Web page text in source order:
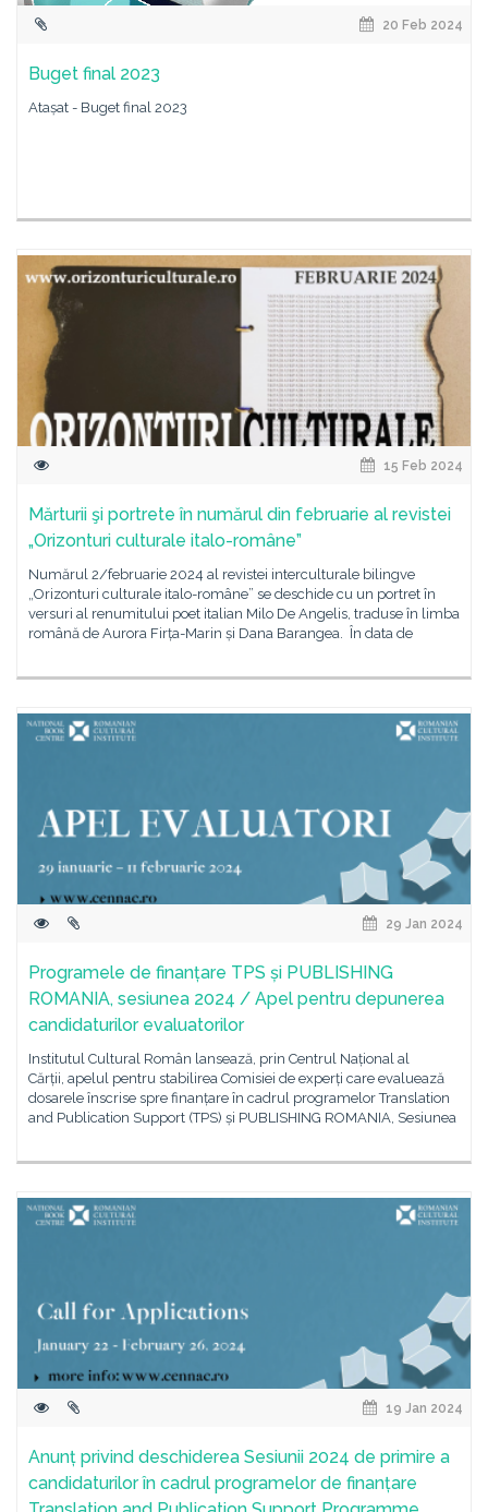
20 Feb 2024
Buget final 2023
Atașat - Buget final 2023
15 Feb 2024
Mărturii şi portrete în numărul din februarie al revistei
„Orizonturi culturale italo-române”
Numărul 2/februarie 2024 al revistei interculturale bilingve
„Orizonturi culturale italo-române” se deschide cu un portret în
versuri al renumitului poet italian Milo De Angelis, traduse în limba
română de Aurora Firța-Marin și Dana Barangea. În data de
29 Jan 2024
Programele de finanțare TPS și PUBLISHING
ROMANIA, sesiunea 2024 / Apel pentru depunerea
candidaturilor evaluatorilor
Institutul Cultural Român lansează, prin Centrul Național al
Cărții, apelul pentru stabilirea Comisiei de experți care evaluează
dosarele înscrise spre finanțare în cadrul programelor Translation
and Publication Support (TPS) și PUBLISHING ROMANIA, Sesiunea
19 Jan 2024
Anunț privind deschiderea Sesiunii 2024 de primire a
candidaturilor în cadrul programelor de finanțare